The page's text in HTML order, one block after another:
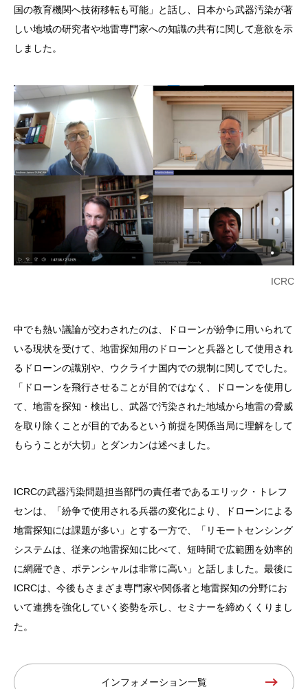
国の教育機関へ技術移転も可能」と話し、日本から武器汚染が著
しい地域の研究者や地雷専門家への知識の共有に関して意欲を示
しました。
ICRC
中でも熱い議論が交わされたのは、ドローンが紛争に用いられて
いる現状を受けて、地雷探知用のドローンと兵器として使用され
るドローンの識別や、ウクライナ国内での規制に関してでした。
「ドローンを飛行させることが目的ではなく、ドローンを使用し
て、地雷を探知・検出し、武器で汚染された地域から地雷の脅威
を取り除くことが目的であるという前提を関係当局に理解をして
もらうことが大切」とダンカンは述べました。
ICRCの武器汚染問題担当部門の責任者であるエリック・トレフ
センは、「紛争で使用される兵器の変化により、ドローンによる
地雷探知には課題が多い」とする一方で、「リモートセンシング
システムは、従来の地雷探知に比べて、短時間で広範囲を効率的
に網羅でき、ポテンシャルは非常に高い」と話しました。最後に
ICRCは、今後もさまざま専門家や関係者と地雷探知の分野にお
いて連携を強化していく姿勢を示し、セミナーを締めくくりまし
た。
インフォメーション一覧